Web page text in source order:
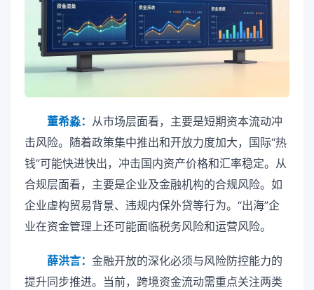
董希淼： 从市场层面看，主要是短期资本流动冲
击风险。随着政策集中推出和开放力度加大，国际“热
钱”可能快进快出，冲击国内资产价格和汇率稳定。从
合规层面看，主要是企业及金融机构的合规风险。如
企业虚构贸易背景、违规内保外贷等行为。“出海”企
业在资金管理上还可能面临税务风险和运营风险。
薛洪言： 金融开放的深化必须与风险防控能力的
提升同步推进。当前，跨境资金流动需重点关注两类